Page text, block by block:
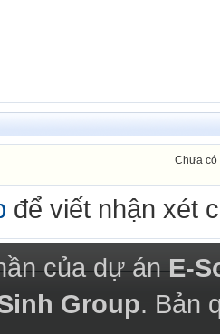
Chưa có
để viết nhận xét
của dự ánE-
Group. Bản